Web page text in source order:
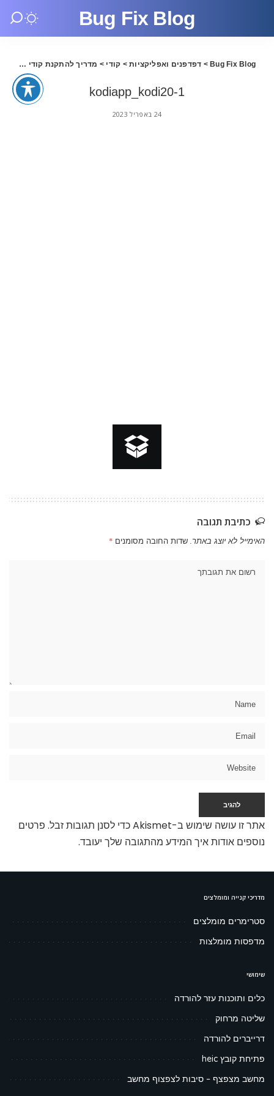
Bug Fix Blog
Bug Fix Blog
> דפדפנים ואפליקציות> קודי > מדריך להתקנת קודי 20.1 בעברית
kodiapp_kodi20-1
24 באפריל 2023
כתיבת תגובה
האימייל לא יוצג באתר. שדות החובה מסומנים *
אתר זו עושה שימוש ב-Akismet כדי לסנן תגובות זבל.
פרטים
נוספים אודות איך המידע מהתגובה שלך יעובד.
מדריכי קנייה ומומלצים
סטרימרים מומלצים
מדפסות מומלצות
שימושי
כלים ותוכנות עזר להורדה
שליטה מרחוק
דרייברים להורדה
פתיחת קובץ heic
מחשב מצפצף – סיבות לצפצוף מחשב